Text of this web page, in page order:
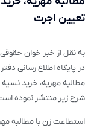
تعیین اجرت
به نقل از خبر خوان
در پایگاه اطلاع رسانی
مطالبه مهریه، خرید
شرح زیر منتشر نموده
استطاعت زن با مطالبه